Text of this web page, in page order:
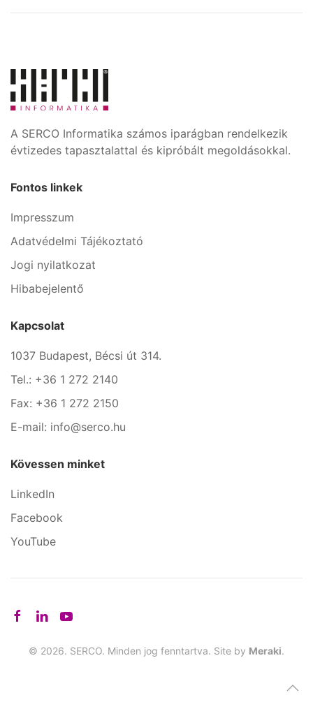
A SERCO Informatika számos iparágban rendelkezik
évtizedes tapasztalattal és kipróbált megoldásokkal.
Fontos linkek
Impresszum
Adatvédelmi Tájékoztató
Jogi nyilatkozat
Hibabejelentő
Kapcsolat
1037 Budapest, Bécsi út 314.
Tel.: +36 1 272 2140
Fax: +36 1 272 2150
E-mail: info@serco.hu
Kövessen minket
LinkedIn
Facebook
YouTube
© 2026. SERCO. Minden jog fenntartva. Site by Meraki.